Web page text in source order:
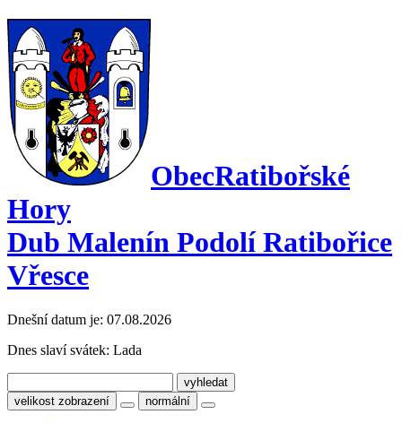
ObecRatibořské
Hory
Dub Malenín Podolí Ratibořice
Vřesce
Dnešní datum je: 07.08.2026
Dnes slaví svátek: Lada
velikost zobrazení normální